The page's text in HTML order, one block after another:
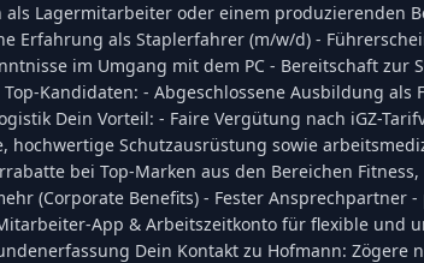
Lagermitarbeiter oder einem produzierenden
Erfahrung als Staplerfahrer (m/w/d) -
im Umgang mit dem PC - Bereitschaft zur
Kandidaten: - Abgeschlossene Ausbildung als
Dein Vorteil: - Faire Vergütung nach iGZ-
hochwertige Schutzausrüstung sowie
bei Top-Marken aus den Bereichen Fitness,
(Corporate Benefits) - Fester Ansprechpartner
App & Arbeitszeitkonto für flexible und
Dein Kontakt zu Hofmann: Zögere